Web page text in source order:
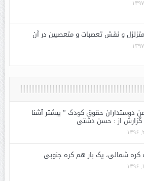
و نقش تعصبات و متعصبین در آن
دوستداران حقوق کودک ” بیشتر آشنا
از : حسن دشتی
شمالی، یک بار هم کره جنوبی